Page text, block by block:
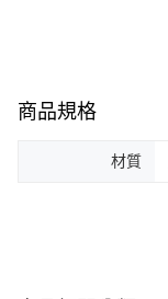
商品規格
材質